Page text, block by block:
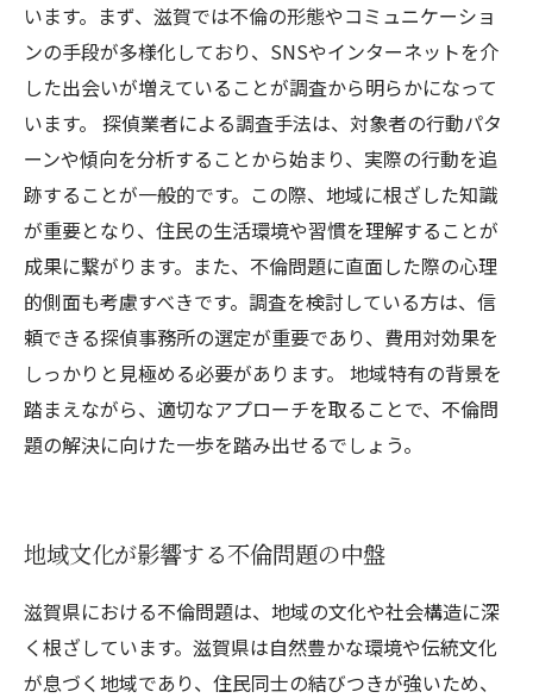
います。まず、滋賀では不倫の形態やコミュニケーショ
ンの手段が多様化しており、SNSやインターネットを介
した出会いが増えていることが調査から明らかになって
います。 探偵業者による調査手法は、対象者の行動パタ
ーンや傾向を分析することから始まり、実際の行動を追
跡することが一般的です。この際、地域に根ざした知識
が重要となり、住民の生活環境や習慣を理解することが
成果に繋がります。また、不倫問題に直面した際の心理
的側面も考慮すべきです。調査を検討している方は、信
頼できる探偵事務所の選定が重要であり、費用対効果を
しっかりと見極める必要があります。 地域特有の背景を
踏まえながら、適切なアプローチを取ることで、不倫問
題の解決に向けた一歩を踏み出せるでしょう。
地域文化が影響する不倫問題の中盤
滋賀県における不倫問題は、地域の文化や社会構造に深
く根ざしています。滋賀県は自然豊かな環境や伝統文化
が息づく地域であり、住民同士の結びつきが強いため、